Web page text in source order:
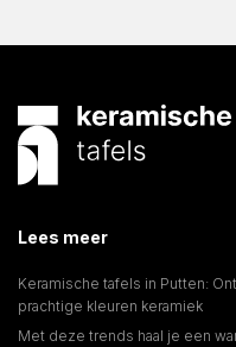
Lees meer
Keramische tafels in Putten:
prachtige kleuren keramiek
Met deze trends haal je een